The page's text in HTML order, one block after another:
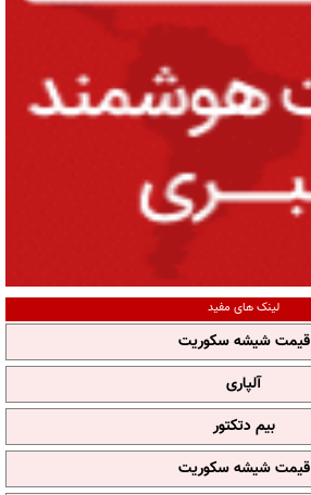
لینک های مفید
قیمت شیشه سکوریت
آلپاری
بیم دتکتور
قیمت شیشه سکوریت